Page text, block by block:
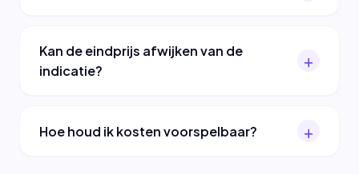
Kan de eindprijs afwijken van de
indicatie?
Hoe houd ik kosten voorspelbaar?